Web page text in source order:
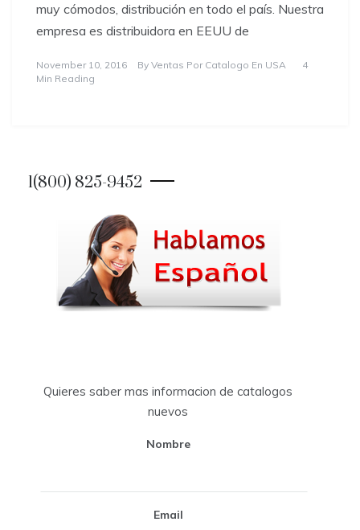
muy cómodos, distribución en todo el país. Nuestra
empresa es distribuidora en EEUU de
November 10, 2016 By Ventas Por Catalogo En USA
4
Min Reading
1(800) 825-9452
Quieres saber mas informacion de catalogos
nuevos
Nombre
Email